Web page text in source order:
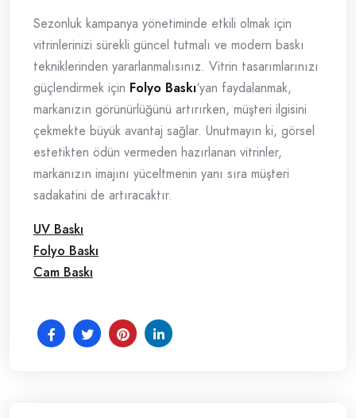
Sezonluk kampanya yönetiminde etkili olmak için
vitrinlerinizi sürekli güncel tutmalı ve modern baskı
tekniklerinden yararlanmalısınız. Vitrin tasarımlarınızı
güçlendirmek için Folyo Baskı‘yan faydalanmak,
markanızın görünürlüğünü artırırken, müşteri ilgisini
çekmekte büyük avantaj sağlar. Unutmayın ki, görsel
estetikten ödün vermeden hazırlanan vitrinler,
markanızın imajını yüceltmenin yanı sıra müşteri
sadakatini de artıracaktır.
UV Baskı
Folyo Baskı
Cam Baskı